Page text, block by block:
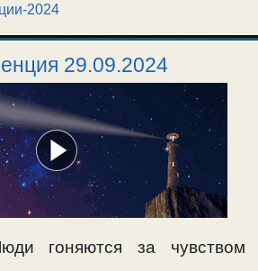
2024
29.09.2024
гоняются за чувством